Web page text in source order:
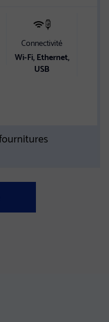
Connectivité
Wi-Fi, Ethernet,
USB